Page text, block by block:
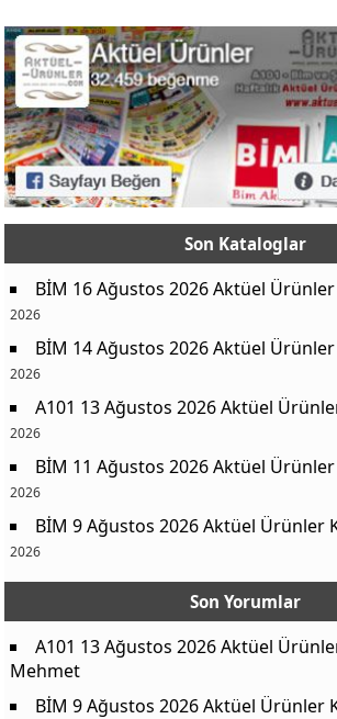
Son Kataloglar
BİM 16 Ağustos 2026 Aktüel
2026
BİM 14 Ağustos 2026 Aktüel
2026
A101 13 Ağustos 2026 Aktüel
2026
BİM 11 Ağustos 2026 Aktüel
2026
BİM 9 Ağustos 2026 Aktüel Ürünler
2026
Son Yorumlar
A101 13 Ağustos 2026 Aktüel
Mehmet
BİM 9 Ağustos 2026 Aktüel Ürünler